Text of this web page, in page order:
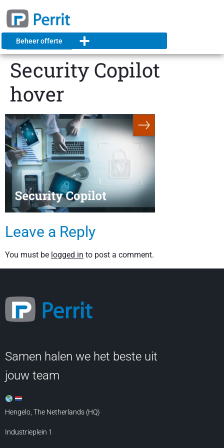
Beheer offerte
Security Copilot
hover
Leave a Reply
You must be logged in to post a comment.
Samen halen we het beste uit
jouw team
Hengelo, The Netherlands (HQ)
Industrieplein 1